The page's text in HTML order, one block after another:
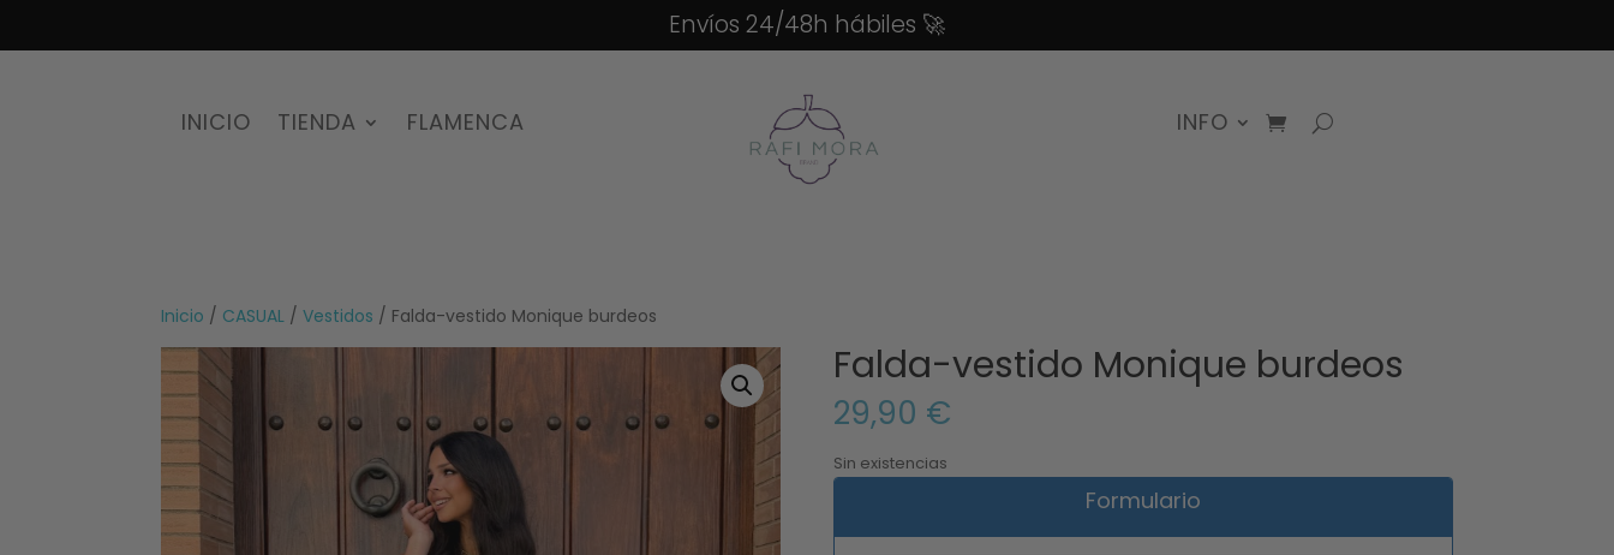
Envíos 24/48h hábiles 🚀
INICIO TIENDA FLAMENCA INFO
Inicio / CASUAL /Vestidos / Falda-vestido Monique burdeos
Falda-vestido Monique burdeos
29,90 €
Sin existencias
Formulario